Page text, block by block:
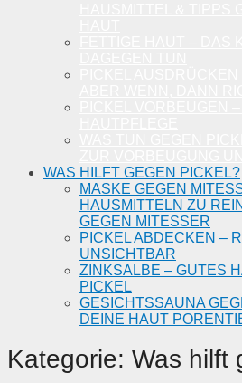
WAS HILFT GEGEN PICKEL?
MASKE GEGEN
HAUSMITTELN ZU
GEGEN MITESSER
PICKEL ABDECKEN –
UNSICHTBAR
ZINKSALBE – GUTES
PICKEL
GESICHTSSAUNA
DEINE HAUT
Kategorie: Was hilft